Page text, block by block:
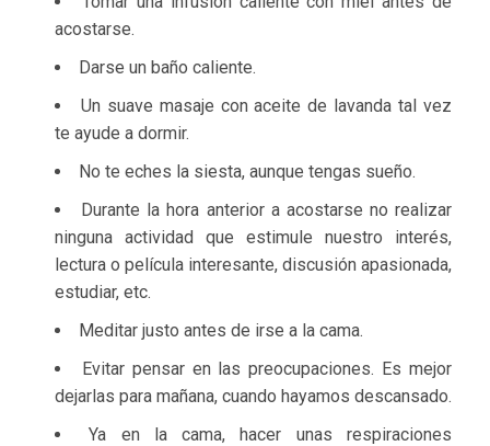
acostarse.
Darse un baño caliente.
Un suave masaje con aceite de lavanda tal vez
te ayude a dormir.
No te eches la siesta, aunque tengas sueño.
Durante la hora anterior a acostarse no realizar
ninguna actividad que estimule nuestro interés,
lectura o película interesante, discusión apasionada,
estudiar, etc.
Meditar justo antes de irse a la cama.
Evitar pensar en las preocupaciones. Es mejor
dejarlas para mañana, cuando hayamos descansado.
Ya en la cama, hacer unas respiraciones